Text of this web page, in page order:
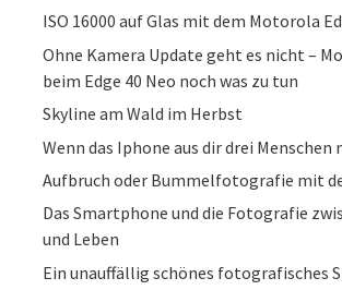
ISO 16000 auf Glas mit dem Motorola
Ohne Kamera Update geht es nicht –
beim Edge 40 Neo noch was zu tun
Skyline am Wald im Herbst
Wenn das Iphone aus dir drei Menschen
Aufbruch oder Bummelfotografie mit
Das Smartphone und die Fotografie
und Leben
Ein unauffällig schönes fotografisches